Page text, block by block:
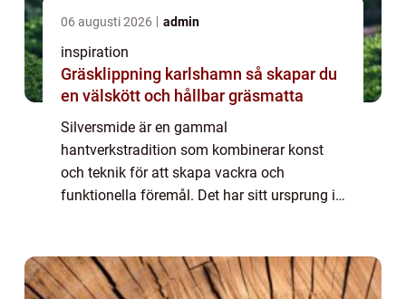
06 augusti 2026 admin
inspiration
Gräsklippning karlshamn så skapar du
en välskött och hållbar gräsmatta
Silversmide är en gammal
hantverkstradition som kombinerar konst
och teknik för att skapa vackra och
funktionella föremål. Det har sitt ursprung i